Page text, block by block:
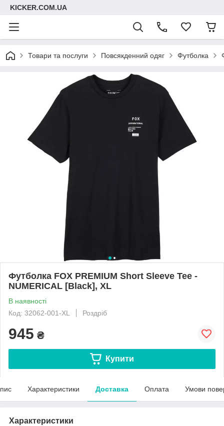
KICKER.COM.UA
Товари та послуги Повсякденний одяг Футболка
Футболка FOX PREMIUM Short Sleeve Tee -
NUMERICAL [Black], XL
В наявності
Код: 32062-001-XL
Роздріб
945 ₴
Купити
Характеристики Доставка Оплата Умови
Характеристики